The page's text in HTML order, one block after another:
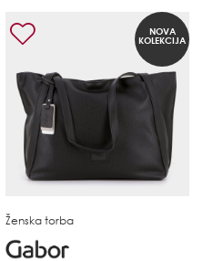
NOVA
KOLEKCIJA
Ženska torba